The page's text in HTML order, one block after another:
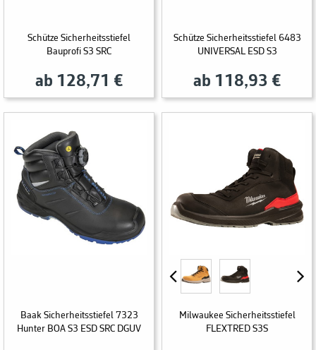
Schütze Sicherheitsstiefel
Bauprofi S3 SRC
ab 128,71 €
Schütze Sicherheitsstiefel 6483
UNIVERSAL ESD S3
ab 118,93 €
Baak Sicherheitsstiefel 7323
Hunter BOA S3 ESD SRC DGUV
Milwaukee Sicherheitsstiefel
FLEXTRED S3S